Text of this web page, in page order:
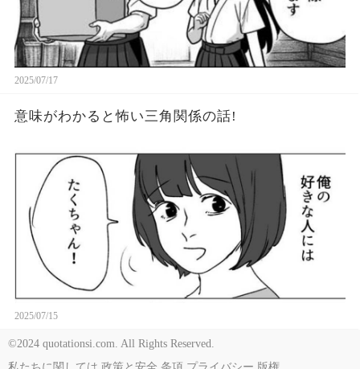
2025/07/17
意味がわかると怖い三角関係の話!
2025/07/15
©2024 quotationsi.com. All Rights Reserved.